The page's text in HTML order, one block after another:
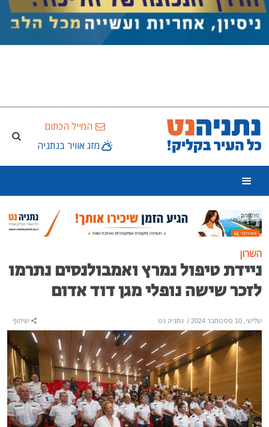
המייל הכתום
מזג אוויר בנתניה
פרסומת
השרון
ניידת טיפול נמרץ ואמבולנסים נתרמו
לזכר שישה נופלי מגן דוד אדום
שלישי, 10 ספטמבר 2024 / נתניה נט שיתוף